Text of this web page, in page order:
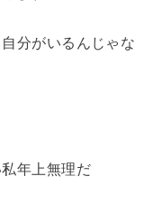
分がいるんじゃな
年上無理だ